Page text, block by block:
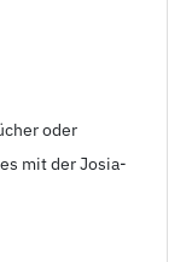
oder
mit der Josia-